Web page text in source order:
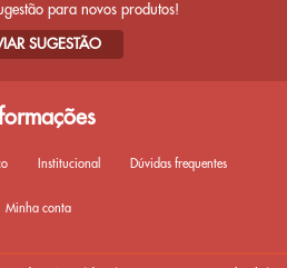
para novos produtos!
SUGESTÃO
Institucional Dúvidas frequentes
Minha conta